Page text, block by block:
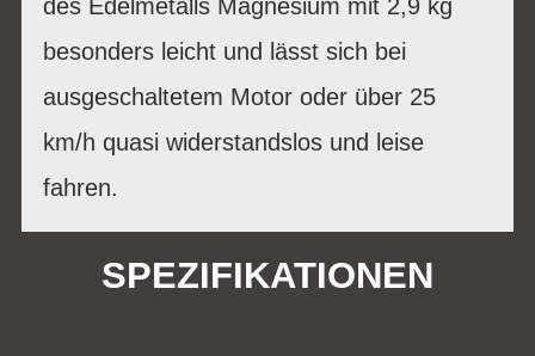
des Edelmetalls Magnesium mit 2,9 kg
besonders leicht und lässt sich bei
ausgeschaltetem Motor oder über 25
km/h quasi widerstandslos und leise
fahren.
SPEZIFIKATIONEN